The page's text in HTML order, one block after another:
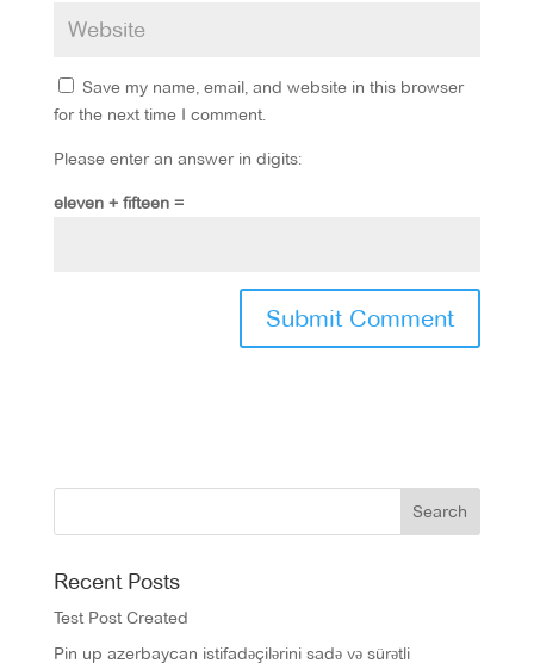
Save my name, email, and website in this browser
for the next time I comment.
Please enter an answer in digits:
eleven + fifteen =
Recent Posts
Test Post Created
Pin up azerbaycan istifadəçilərini sadə və sürətli